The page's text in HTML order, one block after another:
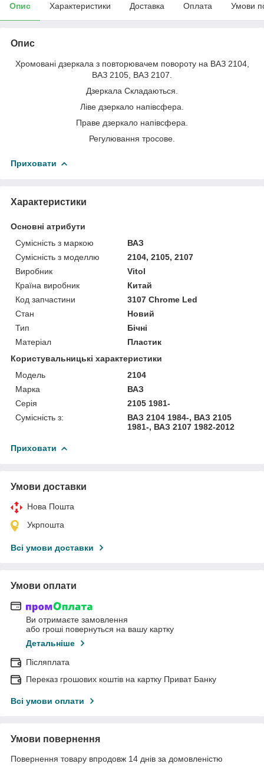
Опис Характеристики Доставка Оплата Умови
Опис
Хромовані дзеркала з повторювачем повороту на ВАЗ 2104,
ВАЗ 2105, ВАЗ 2107.
Дзеркала Складаються.
Ліве дзеркало напівсфера.
Праве дзеркало напівсфера.
Регулювання тросове.
Приховати
Характеристики
Основні атрибути
Сумісність з маркою
ВАЗ
Сумісність з моделлю
2104, 2105, 2107
Виробник
Vitol
Країна виробник
Китай
Код запчастини
3107 Chrome Led
Стан
Новий
Тип
Бічні
Матеріал
Пластик
Користувальницькі характеристики
Модель
2104
Марка
ВАЗ
Серія
2105 1981-
Сумісність з:
ВАЗ 2104 1984-, ВАЗ 2105
1981-, ВАЗ 2107 1982-2012
Приховати
Умови доставки
Нова Пошта
Укрпошта
Всі умови доставки
Умови оплати
Ви отримаєте замовлення
або гроші повернуться на вашу картку
Детальніше
Післяплата
Переказ грошових коштів на картку Приват Банку
Всі умови оплати
Умови повернення
Повернення товару впродовж 14 днів за домовленістю